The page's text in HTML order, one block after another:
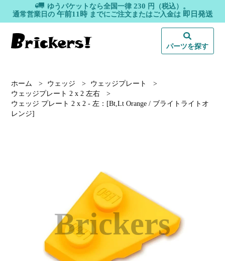
ゆうパケットなら全国一律 230 円（税込）。
通常営業日の 午前11時 までにご注文またはご入金は 即日発送
パーツを探す
ホーム > ウェッジ > ウェッジプレート
>
ウェッジプレート 2 x 2 左右
>
ウェッジ プレート 2 x 2 - 左：[Bt,Lt Orange / ブライトライトオ
レンジ]